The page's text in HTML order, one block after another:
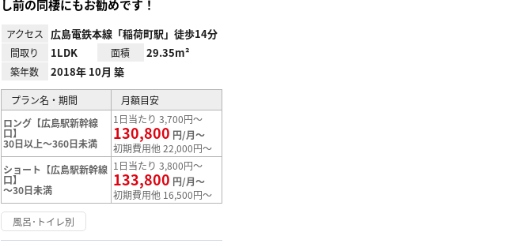
し前の同棲にもお勧めです！
アクセス 広島電鉄本線「稲荷町駅」徒歩14分
間取り 1LDK 面積 29.35m²
築年数 2018年 10月 築
プラン名・期間
月額目安
ロング【広島駅新幹線
口】
30日以上～360日未満
1日当たり 3,700円～
130,800 円/月～
初期費用他 22,000円～
ショート【広島駅新幹線
口】
～30日未満
1日当たり 3,800円～
133,800 円/月～
初期費用他 16,500円～
風呂･トイレ別